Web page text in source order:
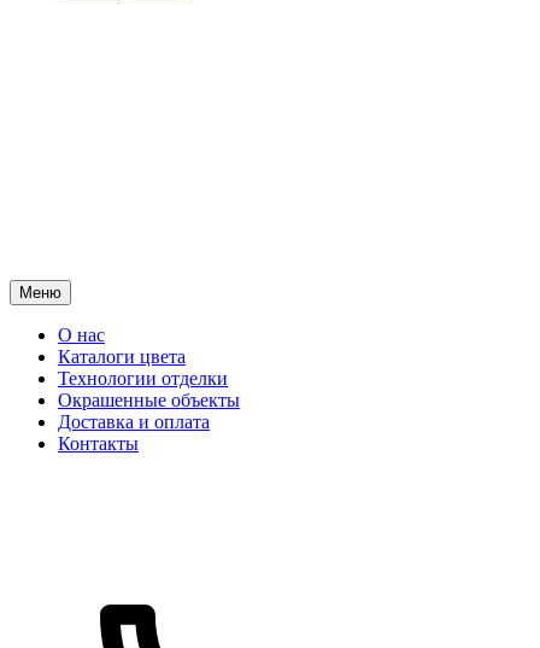
Меню
О нас
Каталоги цвета
Технологии отделки
Окрашенные объекты
Доставка и оплата
Контакты